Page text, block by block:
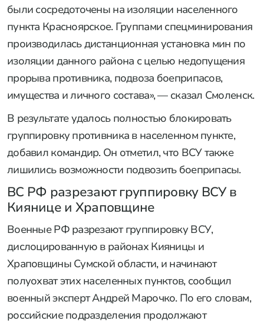
были сосредоточены на изоляции населенного
пункта Красноярское. Группами спецминирования
производилась дистанционная установка мин по
изоляции данного района с целью недопущения
прорыва противника, подвоза боеприпасов,
имущества и личного состава», — сказал Смоленск.
В результате удалось полностью блокировать
группировку противника в населенном пункте,
добавил командир. Он отметил, что ВСУ также
лишились возможности подвозить боеприпасы.
ВС РФ разрезают группировку ВСУ в
Киянице и Храповщине
Военные РФ разрезают группировку ВСУ,
дислоцированную в районах Кияницы и
Храповщины Сумской области, и начинают
полуохват этих населенных пунктов, сообщил
военный эксперт Андрей Марочко. По его словам,
российские подразделения продолжают